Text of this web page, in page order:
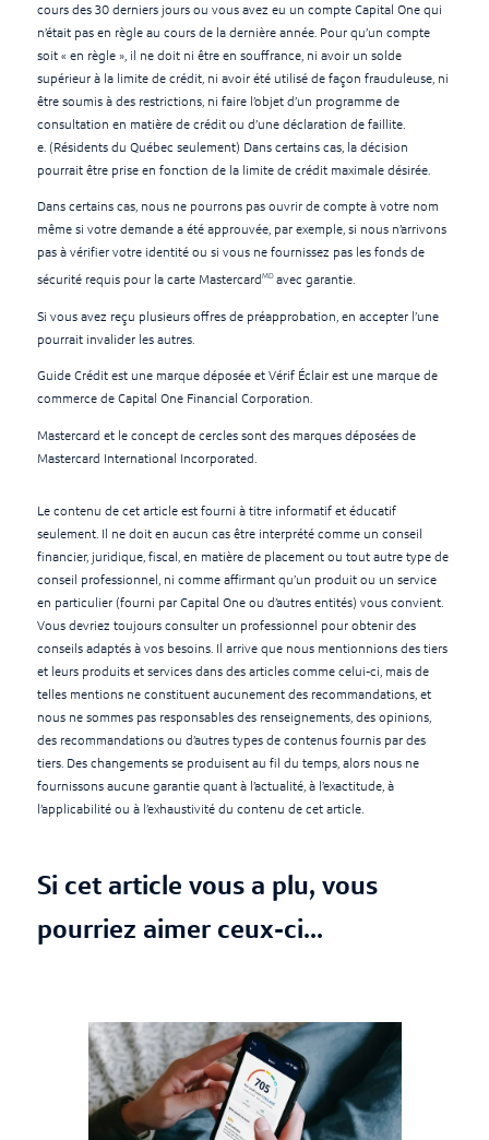
cours des 30 derniers jours ou vous avez eu un compte Capital One qui
n’était pas en règle au cours de la dernière année. Pour qu’un compte
soit « en règle », il ne doit ni être en souffrance, ni avoir un solde
supérieur à la limite de crédit, ni avoir été utilisé de façon frauduleuse, ni
être soumis à des restrictions, ni faire l’objet d’un programme de
consultation en matière de crédit ou d’une déclaration de faillite.
e. (Résidents du Québec seulement) Dans certains cas, la décision
pourrait être prise en fonction de la limite de crédit maximale désirée.
Dans certains cas, nous ne pourrons pas ouvrir de compte à votre nom
même si votre demande a été approuvée, par exemple, si nous n’arrivons
pas à vérifier votre identité ou si vous ne fournissez pas les fonds de
sécurité requis pour la carte Mastercard MD avec garantie.
Si vous avez reçu plusieurs offres de préapprobation, en accepter l’une
pourrait invalider les autres.
Guide Crédit est une marque déposée et Vérif Éclair est une marque de
commerce de Capital One Financial Corporation.
Mastercard et le concept de cercles sont des marques déposées de
Mastercard International Incorporated.
Le contenu de cet article est fourni à titre informatif et éducatif
seulement. Il ne doit en aucun cas être interprété comme un conseil
financier, juridique, fiscal, en matière de placement ou tout autre type de
conseil professionnel, ni comme affirmant qu’un produit ou un service
en particulier (fourni par Capital One ou d’autres entités) vous convient.
Vous devriez toujours consulter un professionnel pour obtenir des
conseils adaptés à vos besoins. Il arrive que nous mentionnions des tiers
et leurs produits et services dans des articles comme celui-ci, mais de
telles mentions ne constituent aucunement des recommandations, et
nous ne sommes pas responsables des renseignements, des opinions,
des recommandations ou d’autres types de contenus fournis par des
tiers. Des changements se produisent au fil du temps, alors nous ne
fournissons aucune garantie quant à l’actualité, à l’exactitude, à
l’applicabilité ou à l’exhaustivité du contenu de cet article.
Si cet article vous a plu, vous
pourriez aimer ceux-ci...